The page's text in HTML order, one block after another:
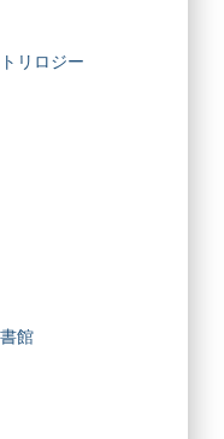
リロジー
館